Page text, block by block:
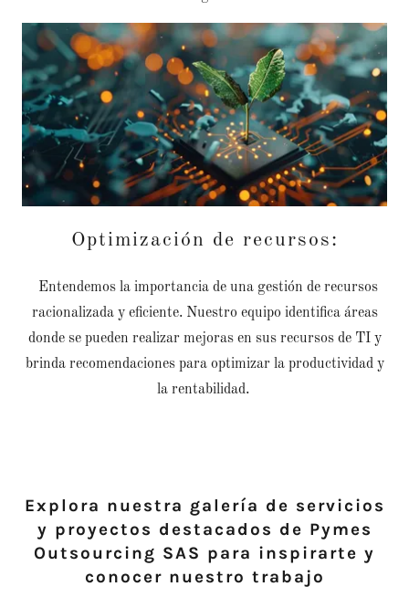
Optimización de recursos:
Entendemos la importancia de una gestión de recursos
racionalizada y eficiente. Nuestro equipo identifica áreas
donde se pueden realizar mejoras en sus recursos de TI y
brinda recomendaciones para optimizar la productividad y
la rentabilidad.
Explora nuestra galería de servicios
y proyectos destacados de Pymes
Outsourcing SAS para inspirarte y
conocer nuestro trabajo